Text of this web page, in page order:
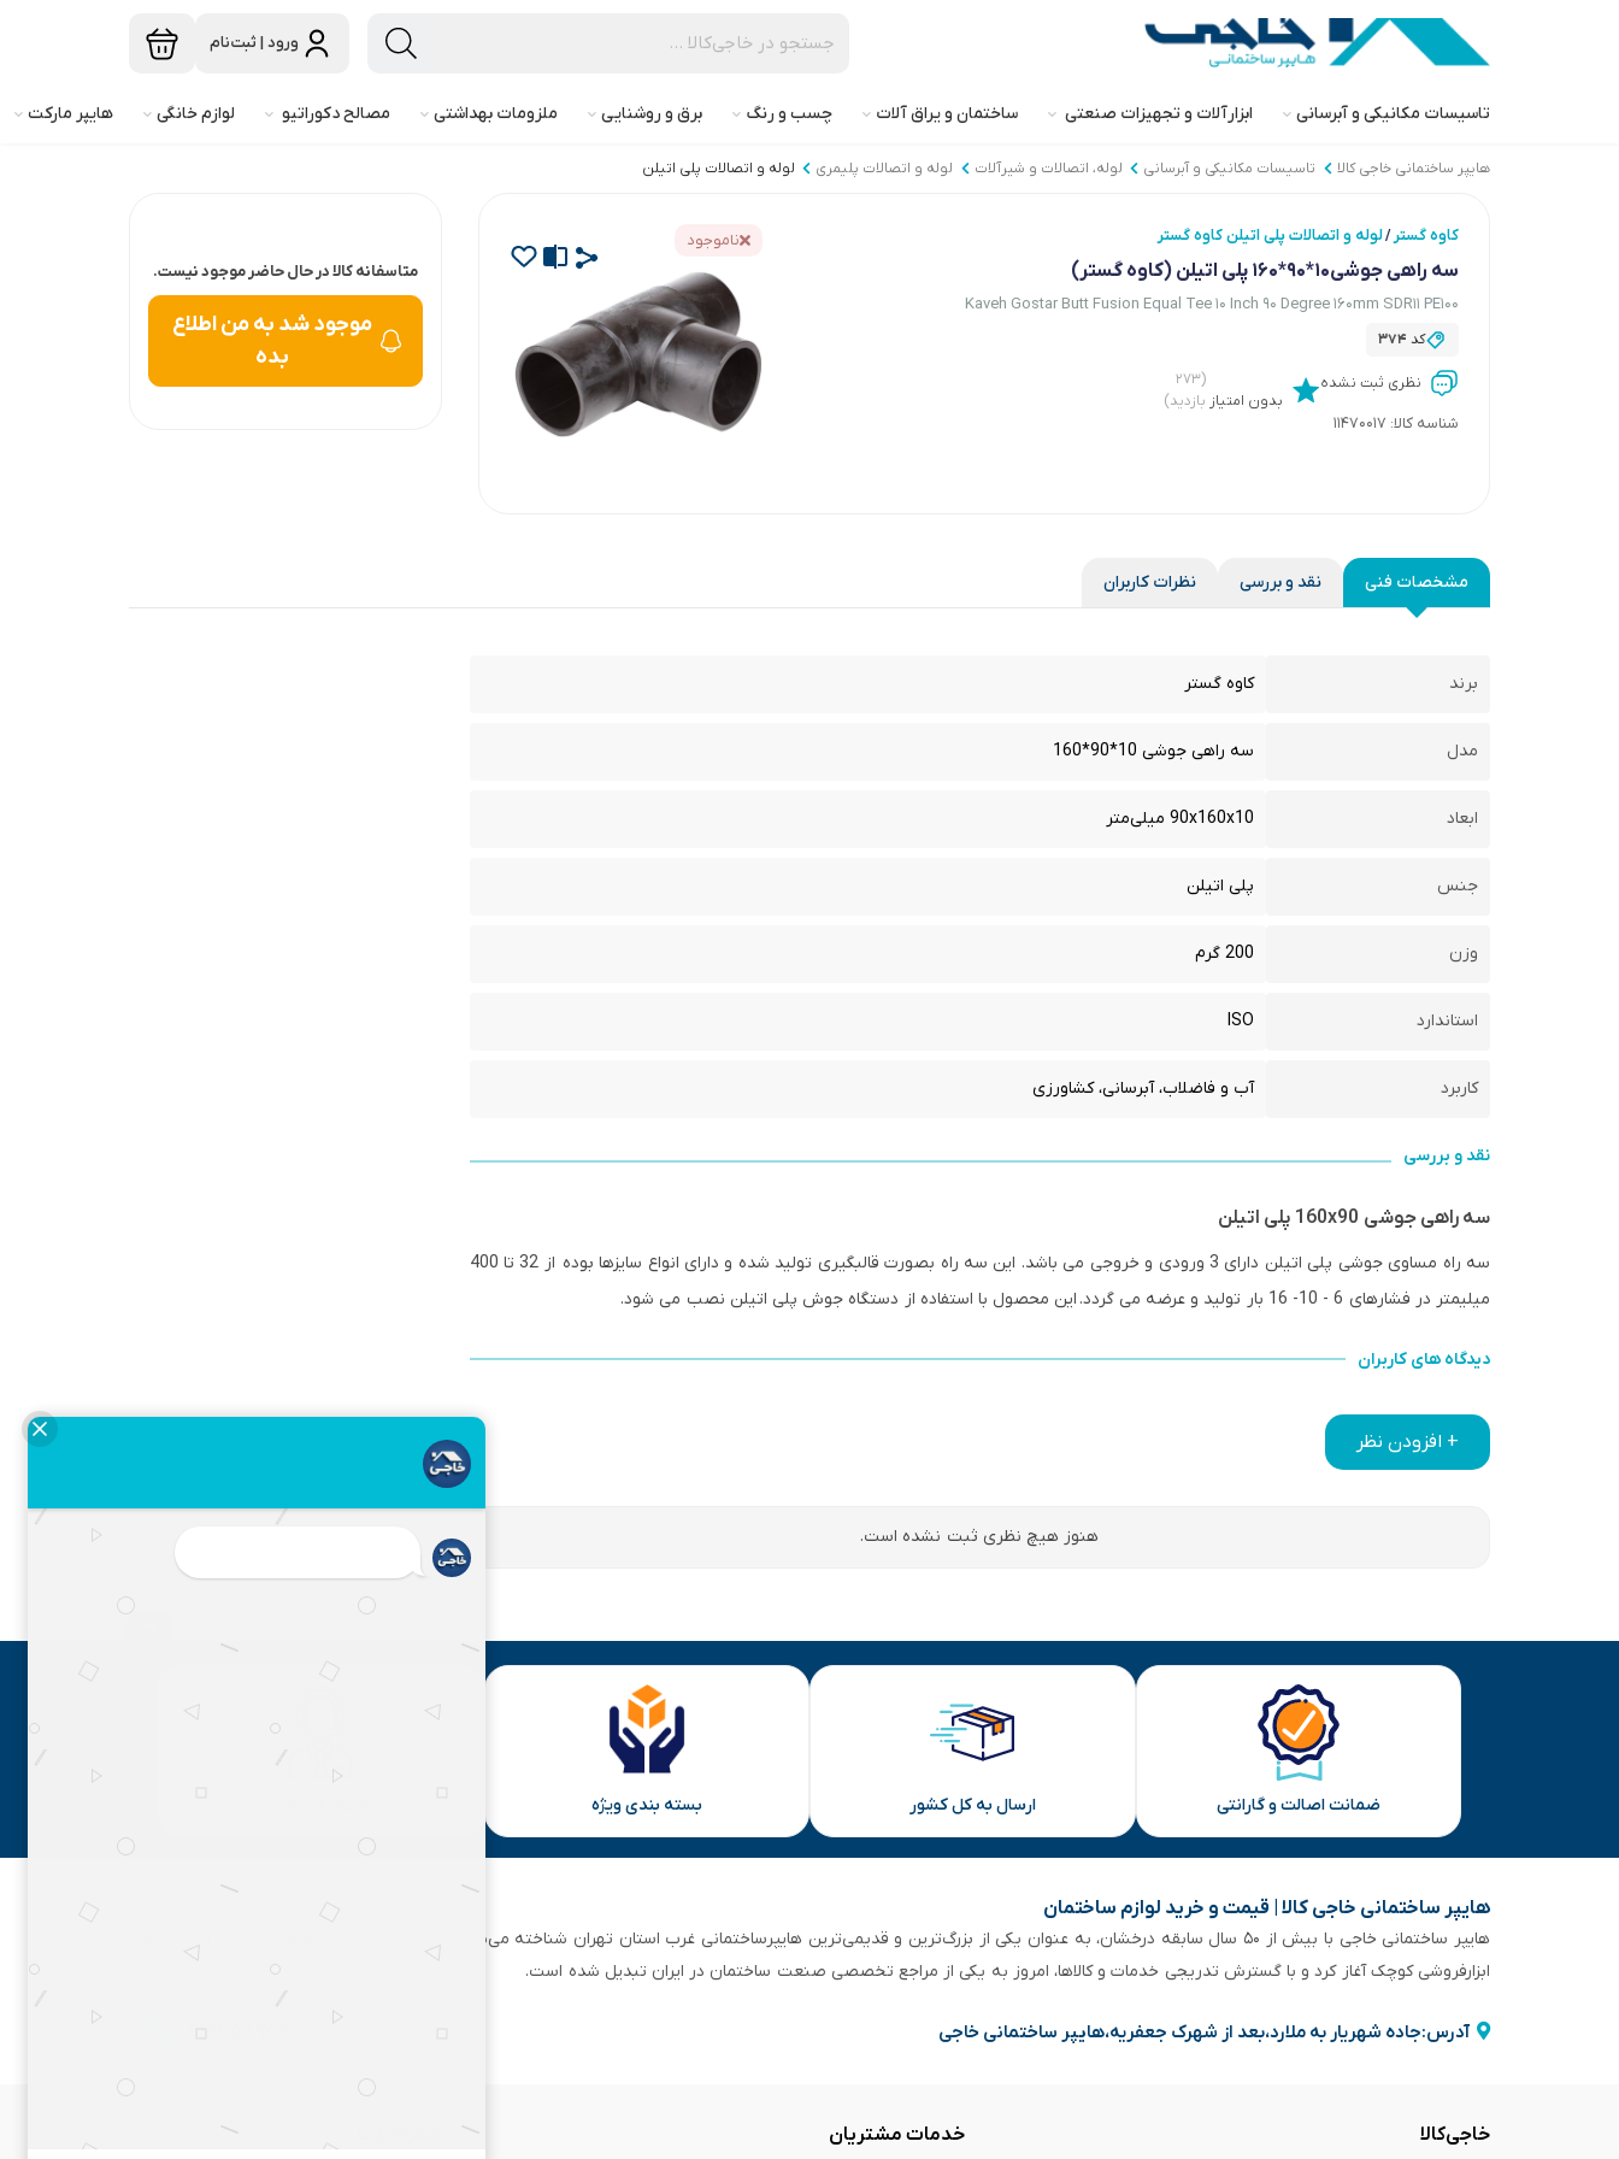
ورود | ثبت‌نام
تاسیسات مکانیکی و آبرسانی ابزارآلات و تجهیزات صنعتی ساختمان و یراق آلات چسب و رنگ برق و روشنایی ملزومات بهداشتی مصالح دکوراتیو لوازم خانگی هایپر مارکت
هایپر ساختمانی خاجی‌ کالا تاسیسات مکانیکی و آبرسانی لوله، اتصالات و شیرآلات لوله و اتصالات پلیمری لوله و اتصالات پلی اتیلن
ناموجود کاوه گستر /لوله و اتصالات پلی اتیلن کاوه گستر
سه راهی جوشی10*90*160 پلی اتیلن (کاوه گستر)
Kaveh Gostar Butt Fusion Equal Tee 10 Inch 90 Degree 160mm SDR11 PE100
کد 374
نظری ثبت نشده
بدون امتیاز
(۲۷۳
بازدید)
شناسه کالا: 11470017
متاسفانه کالا در حال حاضر موجود نیست.
موجود شد به من اطلاع
بده
مشخصات فنی نقد و بررسی نظرات کاربران
برند کاوه گستر
مدل سه راهی جوشی 10*90*160
ابعاد 90x160x10 میلی‌متر
جنس پلی اتیلن
وزن 200 گرم
استاندارد ISO
کاربرد آب و فاضلاب، آبرسانی، کشاورزی
نقد و بررسی
سه راهی جوشی 160x90 پلی اتیلن
سه راه مساوی جوشی پلی اتیلن دارای 3 ورودی و خروجی می باشد. این سه راه بصورت قالبگیری تولید شده و دارای انواع سایزها بوده از 32 تا 400
میلیمتر در فشارهای 6 - 10- 16 بار تولید و عرضه می گردد. این محصول با استفاده از دستگاه جوش پلی اتیلن نصب می شود.
دیدگاه های کاربران
+ افزودن نظر
هنوز هیچ نظری ثبت نشده است.
ضمانت اصالت و گارانتی ارسال به کل کشور بسته بندی ویژه
هایپر ساختمانی خاجی‌ کالا | قیمت و خرید لوازم ساختمان
هایپر ساختمانی خاجی‌ با بیش از ۵۰ سال سابقه‌ درخشان، به عنوان یکی از بزرگ‌ترین و قدیمی‌ترین هایپرساختمانی‌ غرب استان تهران شناخته می‌شود. این مجموعه بزرگ، فعالیت خود را از یک مغازه
ابزارفروشی کوچک آغاز کرد و با گسترش تدریجی خدمات و کالاها، امروز به یکی از مراجع تخصصی صنعت ساختمان در ایران تبدیل شده است.
آدرس:جاده شهریار به ملارد،بعد از شهرک جعفریه،هایپر ساختمانی خاجی
خاجی‌کالا خدمات مشتریان